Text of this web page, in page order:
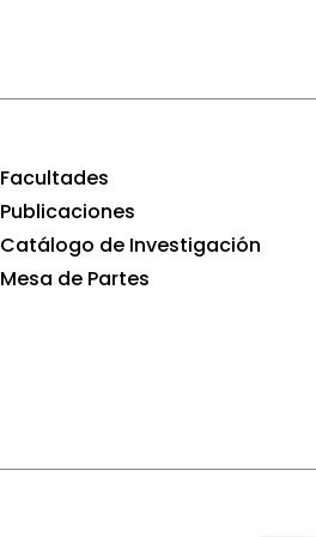
Facultades
Publicaciones
Catálogo de Investigación
Mesa de Partes